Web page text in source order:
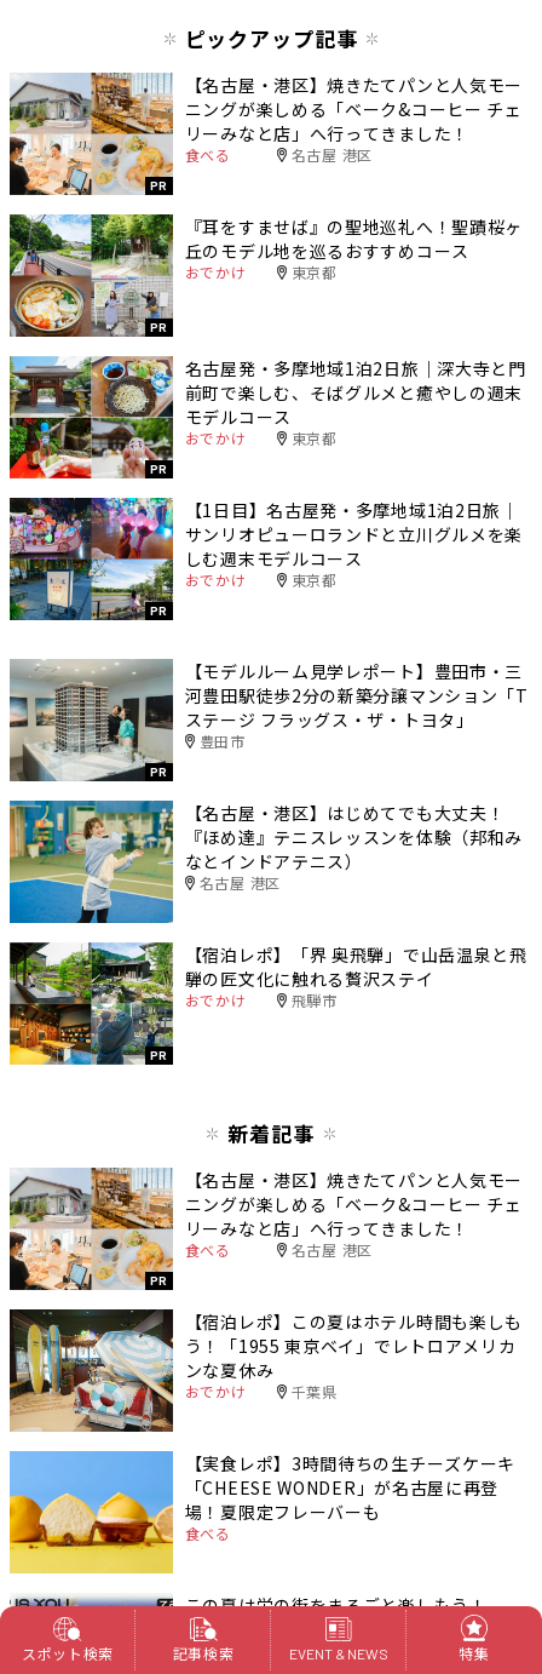
ピックアップ記事
PR
【名古屋・港区】焼きたてパンと人気モー
ニングが楽しめる「ベーク&コーヒー チェ
リーみなと店」へ行ってきました！
食べる 名古屋 港区
PR
『耳をすませば』の聖地巡礼へ！聖蹟桜ヶ
丘のモデル地を巡るおすすめコース
おでかけ 東京都
PR
名古屋発・多摩地域1泊2日旅｜深大寺と門
前町で楽しむ、そばグルメと癒やしの週末
モデルコース
おでかけ 東京都
PR
【1日目】名古屋発・多摩地域1泊2日旅｜
サンリオピューロランドと立川グルメを楽
しむ週末モデルコース
おでかけ 東京都
PR
【モデルルーム見学レポート】豊田市・三
河豊田駅徒歩2分の新築分譲マンション「T
ステージ フラッグス・ザ・トヨタ」
豊田市
【名古屋・港区】はじめてでも大丈夫！
『ほめ達』テニスレッスンを体験（邦和み
なとインドアテニス）
名古屋 港区
PR
【宿泊レポ】「界 奥飛騨」で山岳温泉と飛
騨の匠文化に触れる贅沢ステイ
おでかけ 飛騨市
新着記事
PR
【名古屋・港区】焼きたてパンと人気モー
ニングが楽しめる「ベーク&コーヒー チェ
リーみなと店」へ行ってきました！
食べる 名古屋 港区
【宿泊レポ】この夏はホテル時間も楽しも
う！「1955 東京ベイ」でレトロアメリカ
ンな夏休み
おでかけ 千葉県
【実食レポ】3時間待ちの生チーズケーキ
「CHEESE WONDER」が名古屋に再登
場！夏限定フレーバーも
食べる
この夏は栄の街をまるごと楽しもう！
「POP IS YOU SAKAE26」が7月22日から
開催
スポット検索 記事検索 EVENT & NEWS 特集